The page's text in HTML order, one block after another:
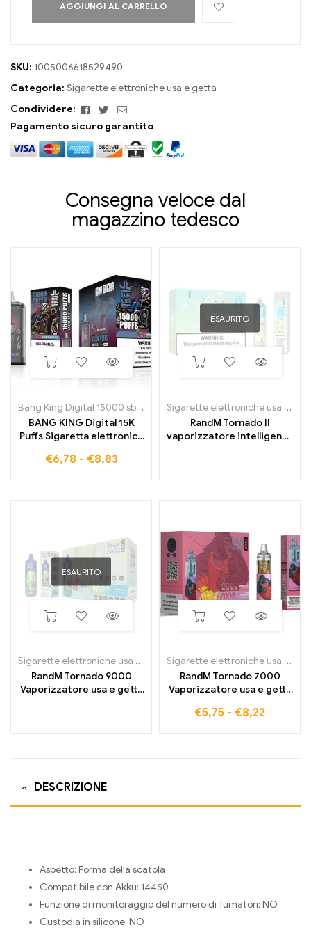
AGGIUNGI AL CARRELLO
SKU: 1005006618529490
Categoria: Sigarette elettroniche usa e getta
Condividere:
Facebook
Twitter
E-
mail
Pagamento sicuro garantito
Consegna veloce dal
magazzino tedesco
Bang King Digital 15000 sbuffi
BANG KING Digital 15K
Puffs Sigaretta elettronica
prestazioni e dal gusto
€6,78 - €8,83
ESAURITO
Sigarette elettroniche usa e getta
RandM Tornado Il
vaporizzatore intelligente
ESAURITO
Sigarette elettroniche usa e getta ,Sigarette elettroniche usa e
RandM Tornado 9000
Vaporizzatore usa e getta
Sigarette elettroniche usa e getta
RandM Tornado 7000
Vaporizzatore usa e getta
€5,75 - €8,22
DESCRIZIONE
Aspetto: Forma della scatola
Compatibile con Akku: 14450
Funzione di monitoraggio del numero di fumatori: NO
Custodia in silicone: NO